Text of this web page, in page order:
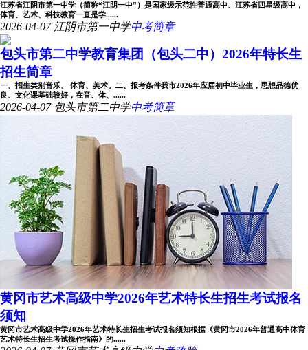
江苏省江阴市第一中学（简称“江阴一中”）是国家级示范性普通高中、江苏省四星级高中，
体育、艺术、科技教育一直是学......
2026-04-07 江阴市第一中学中考简章
包头市第二中学教育集团（包头二中）2026年特长生
招生简章
一、招生类别音乐、 体育、美术。二、报考条件我市2026年应届初中毕业生，思想品德优
良、文化课基础较好，在音、体、......
2026-04-07 包头市第二中学中考简章
黄冈市艺术高级中学2026年艺术特长生招生考试报名
须知
黄冈市艺术高级中学2026年艺术特长生招生考试报名须知根据《黄冈市2026年普通高中体育
艺术特长生招生考试操作指南》的......